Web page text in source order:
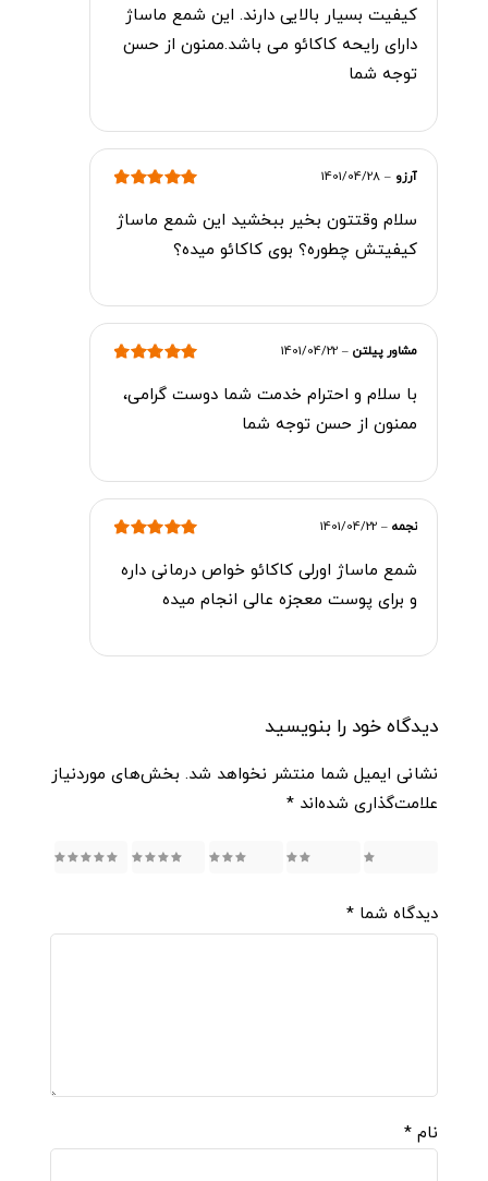
کیفیت بسیار بالایی دارند. این شمع ماساژ
دارای رایحه کاکائو می باشد.ممنون از حسن
توجه شما
آرزو –
1401/04/28
سلام وقتتون بخیر ببخشید این شمع ماساژ
کیفیتش چطوره؟ بوی کاکائو میده؟
مشاور پیلتن –
1401/04/22
با سلام و احترام خدمت شما دوست گرامی،
ممنون از حسن توجه شما
نجمه –
1401/04/22
شمع ماساژ اورلی کاکائو خواص درمانی داره
و برای پوست معجزه عالی انجام میده
دیدگاه خود را بنویسید
نشانی ایمیل شما منتشر نخواهد شد. بخش‌های موردنیاز
علامت‌گذاری شده‌اند *
5
دیدگاه شما *
نام *